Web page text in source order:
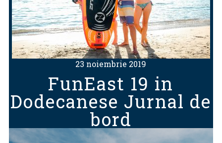
23 noiembrie 2019
FunEast 19 in
Dodecanese Jurnal de
bord